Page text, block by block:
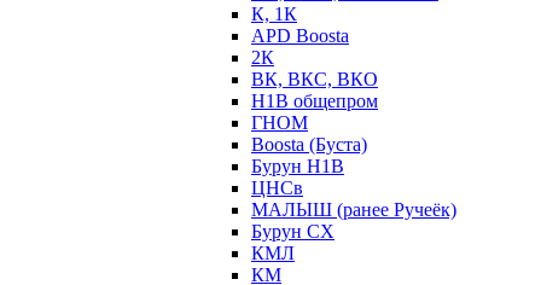
К, 1К
APD Boosta
2К
ВК, ВКС, ВКО
Н1В общепром
ГНОМ
Boosta (Буста)
Бурун Н1В
ЦНСв
МАЛЫШ (ранее Ручеёк)
Бурун СХ
КМЛ
КМ